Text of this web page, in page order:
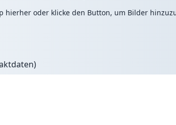
hierher oder klicke den Button, um Bilder